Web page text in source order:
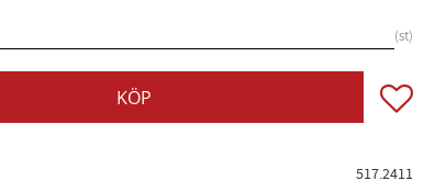
st
KÖP Lägg
517.2411